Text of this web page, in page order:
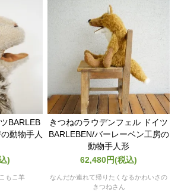
BARLEB
動物手人
)
もこ羊
きつねのラウデンフェル ドイツ
BARLEBEN/バーレーベン工房の
動物手人形
62,480円(税込)
なんだか連れて帰りたくなるかわいさの
きつねさん